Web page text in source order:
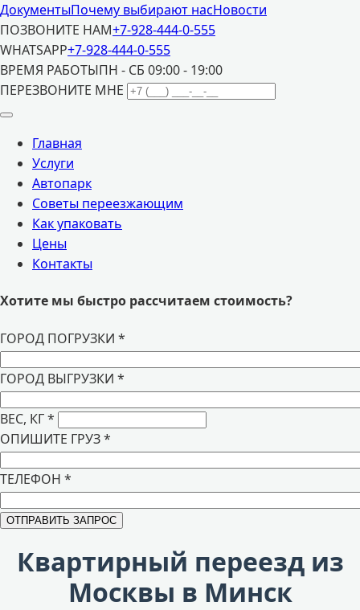
ДокументыПочему выбирают насНовости
ПОЗВОНИТЕ НАМ+7-928-444-0-555
WHATSAPP+7-928-444-0-555
ВРЕМЯ РАБОТЫПН - СБ 09:00 - 19:00
ПЕРЕЗВОНИТЕ МНЕ
Главная
Услуги
Автопарк
Советы переезжающим
Как упаковать
Цены
Контакты
Хотите мы быстро рассчитаем стоимость?
ГОРОД ПОГРУЗКИ *
ГОРОД ВЫГРУЗКИ *
ВЕС, КГ*
ОПИШИТЕ ГРУЗ*
ТЕЛЕФОН *
Квартирный переезд из
Москвы в Минск